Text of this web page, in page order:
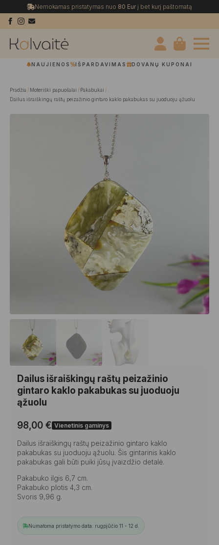
Nemokamas pristatymas nuo 80 Eurį bet kurį paštomatą
NAUJIENOS IŠPARDAVIMAS DOVANŲ KUPONAI
Pradžia Moteriški papuošalai
Pakabukai
Dailus išraiškingų raštų peizažinio gintaro kaklo pakabukas su juoduoju ąžuolu
Dailus išraiškingų raštų peizažinio
gintaro kaklo pakabukas su juoduoju
ąžuolu
98,00 € Vienetinis gaminys
Dailus išraiškingų raštų peizažinio gintaro kaklo
pakabukas su juoduoju ąžuolu. Šis gintarinis kaklo
pakabukas gali būti puiki jūsų įvaizdžio detalė.
Pakabuko ilgis 6,7 cm.
Pakabuko plotis 4,3 cm.
Svoris 9,96 g.
Numatoma pristatymo data: rugpjūčio 11 - 12 d.